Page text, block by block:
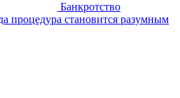
Банкротство
процедура становится разумным